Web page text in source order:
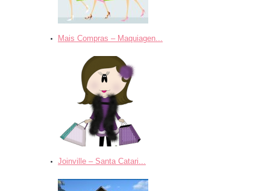
Mais Compras – Maquiagen...
Joinville – Santa Catari...